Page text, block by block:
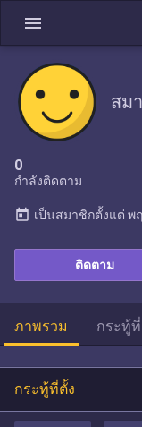
menu
สม
0
กำลังติดตาม
ติดตาม
today เป็นสมาชิกตั้งแต่ พ
ภาพรวม กระทู้
กระทู้ที่ตั้ง